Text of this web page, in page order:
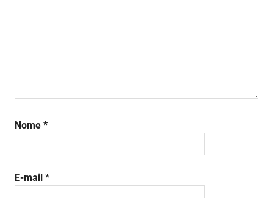
Nome *
E-mail *